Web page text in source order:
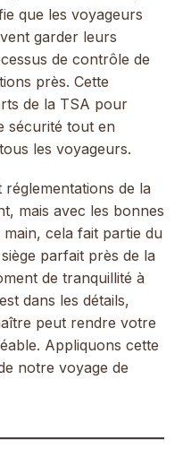
que les voyageurs
garder leurs
de contrôle de
près. Cette
de la TSA pour
sécurité tout en
les voyageurs.
de la
mais avec les bonnes
cela fait partie du
parfait près de la
de tranquillité à
dans les détails,
peut rendre votre
Appliquons cette
notre voyage de